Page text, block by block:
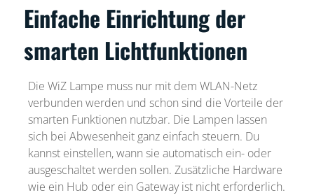
Einfache Einrichtung der
smarten Lichtfunktionen
Die WiZ Lampe muss nur mit dem WLAN-Netz
verbunden werden und schon sind die Vorteile der
smarten Funktionen nutzbar. Die Lampen lassen
sich bei Abwesenheit ganz einfach steuern. Du
kannst einstellen, wann sie automatisch ein- oder
ausgeschaltet werden sollen. Zusätzliche Hardware
wie ein Hub oder ein Gateway ist nicht erforderlich.